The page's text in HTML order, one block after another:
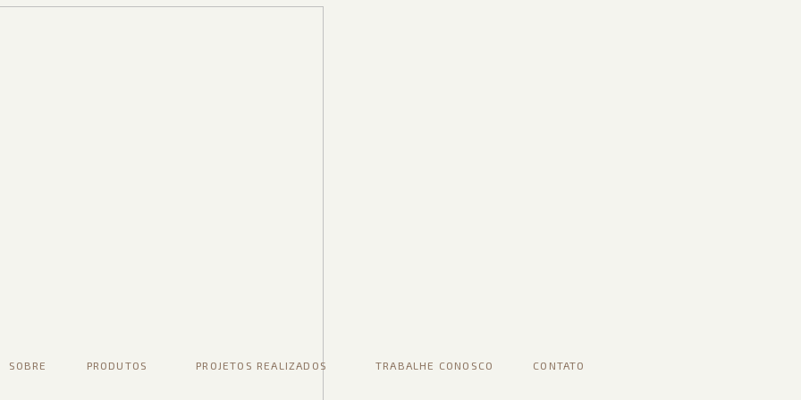
SOBRE PRODUTOS PROJETOS REALIZADOS TRABALHE CONOSCO CONTATO